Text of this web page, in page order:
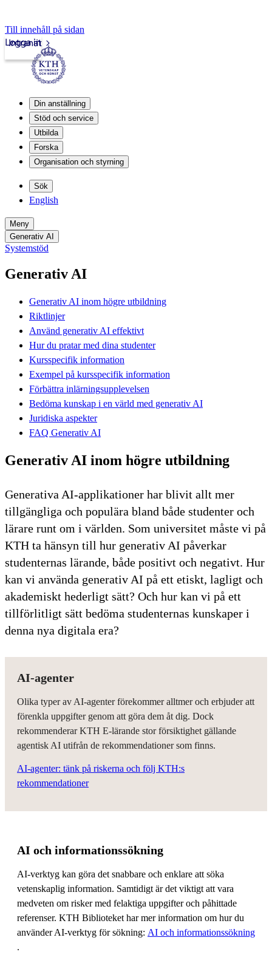
Till innehåll på sidan
Intranät
Logga in
Din anställning
Stöd och service
Utbilda
Forska
Organisation och styrning
Sök
English
Meny
Generativ AI
Systemstöd
Generativ AI
Generativ AI inom högre utbildning
Riktlinjer
Använd generativ AI effektivt
Hur du pratar med dina studenter
Kursspecifik information
Exempel på kursspecifik information
Förbättra inlärningsupplevelsen
Bedöma kunskap i en värld med generativ AI
Juridiska aspekter
FAQ Generativ AI
Generativ AI inom högre utbildning
Generativa AI-applikationer har blivit allt mer
tillgängliga och populära bland både studenter och
lärare runt om i världen. Som universitet måste vi på
KTH ta hänsyn till hur generativ AI påverkar
studenternas lärande, både positivt och negativt. Hur
kan vi använda generativ AI på ett etiskt, lagligt och
akademiskt hederligt sätt? Och hur kan vi på ett
tillförlitligt sätt bedöma studenternas kunskaper i
denna nya digitala era?
AI-agenter
Olika typer av AI-agenter förekommer alltmer och erbjuder att
förenkla uppgifter genom att göra dem åt dig. Dock
rekommenderar KTH E-lärande stor försiktighet gällande
agentisk AI utifrån de rekommendationer som finns.
AI-agenter: tänk på riskerna och följ KTH:s
rekommendationer
AI och informationssökning
AI-verktyg kan göra det snabbare och enklare att söka
vetenskaplig information. Samtidigt är det viktigt att vara
medveten om risker med felaktiga uppgifter och påhittade
referenser. KTH Biblioteket har mer information om hur du
använder AI-verktyg för sökning: AI och informationssökning
.